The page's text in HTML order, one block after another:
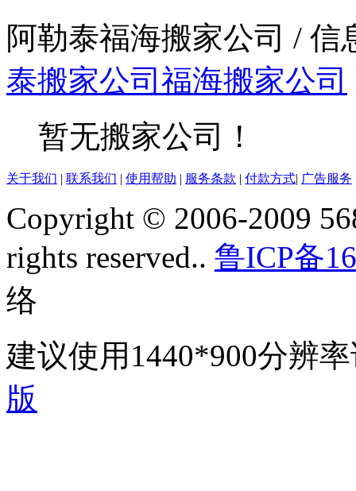
阿勒泰福海搬家公司 / 信
泰搬家公司 福海搬家公司
暂无搬家公司！
关于我们 | 联系我们 | 使用帮助 | 服务条款 | 付款方式| 广告服务
Copyright © 2006-2009
rights reserved.. 鲁ICP备
络
建议使用1440*900分辨
版